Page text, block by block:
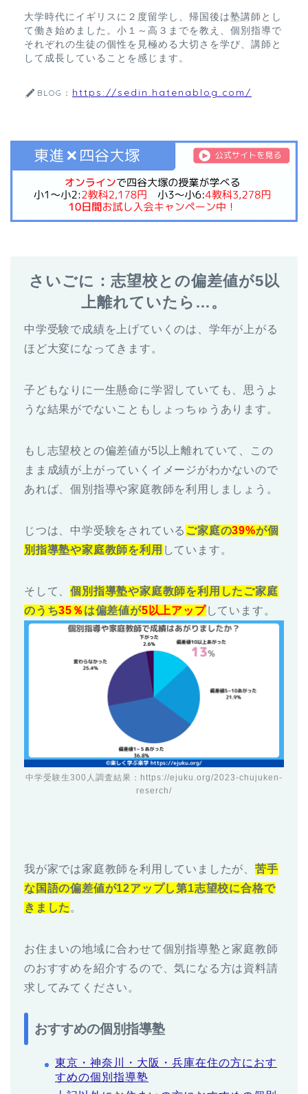
大学時代にイギリスに２度留学し、帰国後は塾講師とし
て働き始めました。小１～高３までを教え、個別指導で
それぞれの生徒の個性を見極める大切さを学び、講師と
して成長していることを感じます。
BLOG： https://sedin.hatenablog.com/
さいごに：志望校との偏差値が5以
上離れていたら…。
中学受験で成績を上げていくのは、学年が上がる
ほど大変になってきます。
子どもなりに一生懸命に学習していても、思うよ
うな結果がでないこともしょっちゅうあります。
もし志望校との偏差値が5以上離れていて、この
まま成績が上がっていくイメージがわかないので
あれば、個別指導や家庭教師を利用しましょう。
じつは、中学受験をされている ご家庭の39%が個
別指導塾や家庭教師を利用 しています。
そして、個別指導塾や家庭教師を利用したご家庭
のうち35％ は偏差値が5以上アップしています。
中学受験生300人調査結果： https://ejuku.org/2023-chujuken-
reserch/
我が家では家庭教師を利用していましたが、 苦手
な国語の偏差値が12アップし第1志望校に合格で
きました 。
お住まいの地域に合わせて個別指導塾と家庭教師
のおすすめを紹介するので、気になる方は資料請
求してみてください。
おすすめの個別指導塾
東京・神奈川・大阪・兵庫在住の方におす
すめの個別指導塾